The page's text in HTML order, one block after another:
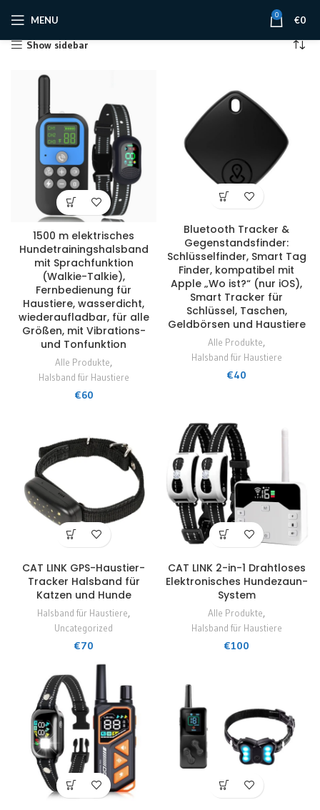
MENU 0 €0
Show sidebar
1500 m elektrisches
Hundetrainingshalsband
mit Sprachfunktion
(Walkie-Talkie),
Fernbedienung für
Haustiere, wasserdicht,
wiederaufladbar, für alle
Größen, mit Vibrations-
und Tonfunktion
Alle Produkte,
Halsband für Haustiere
€60
Bluetooth Tracker &
Gegenstandsfinder:
Schlüsselfinder, Smart Tag
Finder, kompatibel mit
Apple „Wo ist?“ (nur iOS),
Smart Tracker für
Schlüssel, Taschen,
Geldbörsen und Haustiere
Alle Produkte,
Halsband für Haustiere
€40
CAT LINK GPS-Haustier-
Tracker Halsband für
Katzen und Hunde
Halsband für Haustiere,
Uncategorized
€70
CAT LINK 2-in-1 Drahtloses
Elektronisches Hundezaun-
System
Alle Produkte,
Halsband für Haustiere
€100